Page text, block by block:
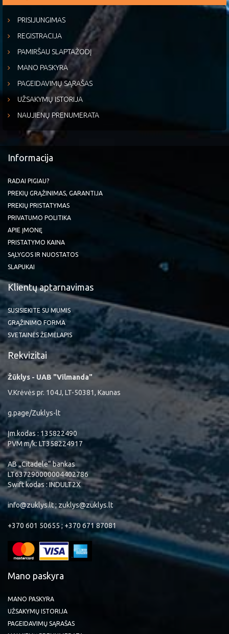
PRISIJUNGIMAS
REGISTRACIJA
PAMIRŠAU SLAPTAŽODĮ
MANO PASKYRA
PAGEIDAVIMŲ SĄRAŠAS
UŽSAKYMŲ ISTORIJA
NAUJIENŲ PRENUMERATA
Informacija
RADAI PIGIAU?
PREKIŲ GRĄŽINIMAS, GARANTIJA
PREKIŲ PRISTATYMAS
PRIVATUMO POLITIKA
APIE ĮMONĘ
PRISTATYMO KAINA
SĄLYGOS IR NUOSTATOS
SLAPUKAI
Klientų aptarnavimas
SUSISIEKITE SU MUMIS
GRĄŽINIMO FORMA
SVETAINĖS ŽEMĖLAPIS
Rekvizitai
Žūklys - UAB "Vilmanda"
V.Krėvės pr. 104J, LT-50381, Kaunas
g.page/Zuklys-lt
Įm.kodas : 135822490
PVM m/k: LT358224917
AB „Citadele“ bankas
LT637290000004402786
Swift kodas : INDULT2X
info@zuklys.lt ; zuklys@zuklys.lt
+370 601 50655 ; +370 671 87081
Mano paskyra
MANO PASKYRA
UŽSAKYMŲ ISTORIJA
PAGEIDAVIMŲ SĄRAŠAS